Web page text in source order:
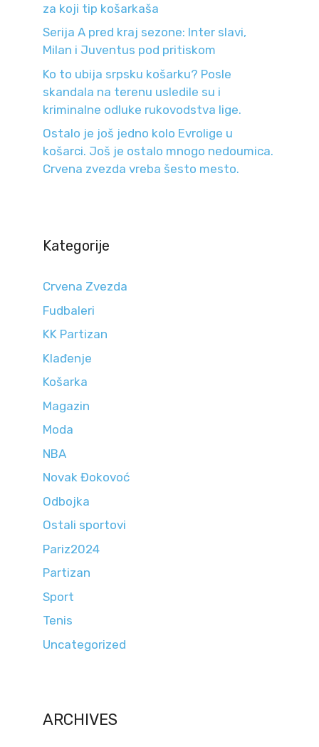
za koji tip košarkaša
Serija A pred kraj sezone: Inter slavi,
Milan i Juventus pod pritiskom
Ko to ubija srpsku košarku? Posle
skandala na terenu usledile su i
kriminalne odluke rukovodstva lige.
Ostalo je još jedno kolo Evrolige u
košarci. Još je ostalo mnogo nedoumica.
Crvena zvezda vreba šesto mesto.
Kategorije
Crvena Zvezda
Fudbaleri
KK Partizan
Klađenje
Košarka
Magazin
Moda
NBA
Novak Đokovoć
Odbojka
Ostali sportovi
Pariz2024
Partizan
Sport
Tenis
Uncategorized
ARCHIVES